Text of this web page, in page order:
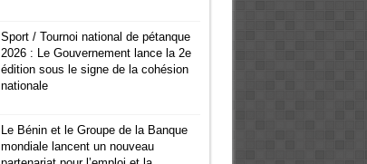
Sport / Tournoi national de pétanque
2026 : Le Gouvernement lance la 2e
édition sous le signe de la cohésion
nationale
Le Bénin et le Groupe de la Banque
mondiale lancent un nouveau